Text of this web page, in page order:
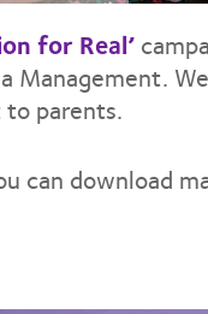
for Real’
Management.
parents.
can download